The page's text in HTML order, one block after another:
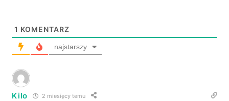
1 KOMENTARZ
najstarszy
Kilo 2 miesięcy temu